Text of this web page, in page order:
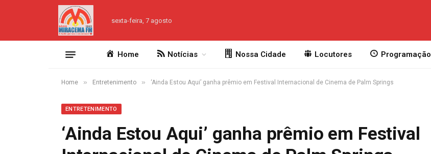
sexta-feira, 7 agosto
Home Notícias Nossa Cidade Locutores Programação
Home » Entretenimento » ‘Ainda Estou Aqui’ ganha prêmio em Festival Internacional de Cinema de Palm Springs
ENTRETENIMENTO
‘Ainda Estou Aqui’ ganha prêmio em Festival